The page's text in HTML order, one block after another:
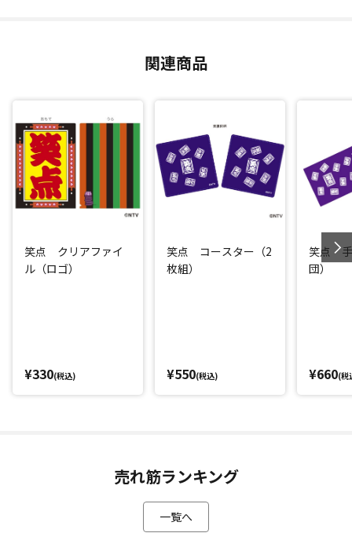
関連商品
笑点 クリアファイ
ル（ロゴ）
¥330(税込)
笑点 コースター（2
枚組）
¥550(税込)
笑点 手
団）
¥660(税
売れ筋ランキング
一覧へ